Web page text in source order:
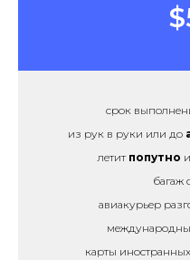
срок
из рук в руки или до
летит попутно
багаж
авиакурьер
карты